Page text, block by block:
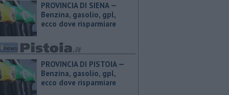
PROVINCIA DI SIENA — ​
Benzina, gasolio, gpl,
ecco dove risparmiare
PROVINCIA DI PISTOIA — ​
Benzina, gasolio, gpl,
ecco dove risparmiare